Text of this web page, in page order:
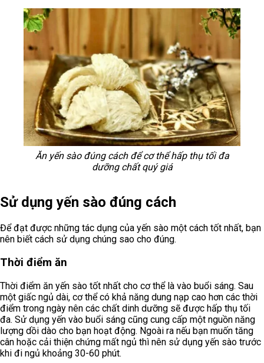
Ăn yến sào đúng cách để cơ thể hấp thụ tối đa
dưỡng chất quý giá
Sử dụng yến sào đúng cách
Để đạt được những tác dụng của yến sào một cách tốt nhất, bạn
nên biết cách sử dụng chúng sao cho đúng.
Thời điểm ăn
Thời điểm ăn yến sào tốt nhất cho cơ thể là vào buổi sáng. Sau
một giấc ngủ dài, cơ thể có khả năng dung nạp cao hơn các thời
điểm trong ngày nên các chất dinh dưỡng sẽ được hấp thụ tối
đa. Sử dụng yến vào buổi sáng cũng cung cấp một nguồn năng
lượng dồi dào cho bạn hoạt động. Ngoài ra nếu bạn muốn tăng
cân hoặc cải thiện chứng mất ngủ thì nên sử dụng yến sào trước
khi đi ngủ khoảng 30-60 phút.